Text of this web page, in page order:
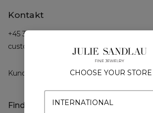
Kontakt
+45 33 93 39 29
customerservice@juliesandlau.com
Kundeservice alle hverdage: 09-15 CET
Find butik
CHOOSE YOUR STORE
INTERNATIONAL